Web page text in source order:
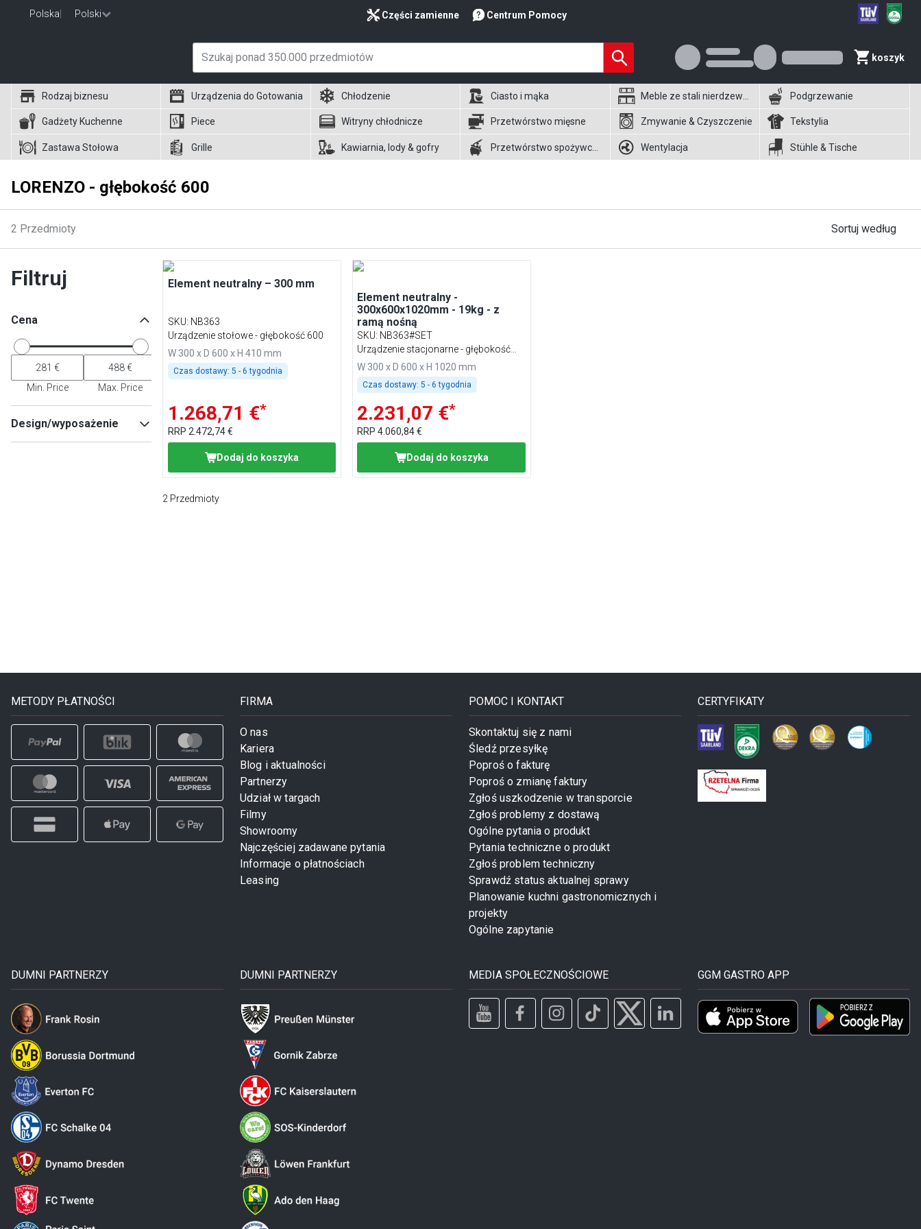
Polska Polski Części zamienne Centrum Pomocy
koszyk
Rodzaj biznesu Urządzenia do Gotowania Chłodzenie Ciasto i mąka Podgrzewanie
Gadżety Kuchenne Piece Witryny chłodnicze Przetwórstwo mięsne Zmywanie & Czyszczenie Tekstylia
Zastawa Stołowa Grille Kawiarnia, lody & gofry Wentylacja Stühle & Tische
LORENZO - głębokość 600
2 Przedmioty Sortuj według
Filtruj
Cena
Min. Price Max. Price
Design/wyposażenie
Element neutralny – 300 mm
SKU: NB363
Urządzenie stołowe - głębokość 600
W 300 x D 600 x H 410 mm
Czas dostawy: 5 - 6 tygodnia
1.268,71 €*
RRP 2.472,74 €
Dodaj do koszyka
Element neutralny -
300x600x1020mm - 19kg - z
ramą nośną
SKU: NB363#SET
Urządzenie stacjonarne - głębokość
600
W 300 x D 600 x H 1020 mm
Czas dostawy: 5 - 6 tygodnia
2.231,07 €*
RRP4.060,84 €
Dodaj do koszyka
2 Przedmioty
METODY PŁATNOŚCI FIRMA
O nas
Kariera
Blog i aktualności
Partnerzy
Udział w targach
Filmy
Showroomy
Najczęściej zadawane pytania
Informacje o płatnościach
Leasing
POMOC I KONTAKT
Skontaktuj się z nami
Śledź przesyłkę
Poproś o fakturę
Poproś o zmianę faktury
Zgłoś uszkodzenie w transporcie
Zgłoś problemy z dostawą
Ogólne pytania o produkt
Pytania techniczne o produkt
Zgłoś problem techniczny
Sprawdź status aktualnej sprawy
Planowanie kuchni gastronomicznych i
projekty
Ogólne zapytanie
CERTYFIKATY
DUMNI PARTNERZY DUMNI PARTNERZY MEDIA SPOŁECZNOŚCIOWE GGM GASTRO APP